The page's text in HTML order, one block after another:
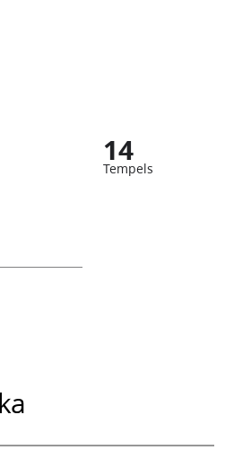
14
Tempels